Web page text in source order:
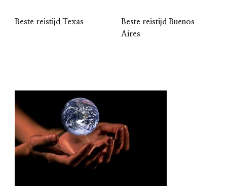
Beste reistijd Texas
Beste reistijd Buenos
Aires